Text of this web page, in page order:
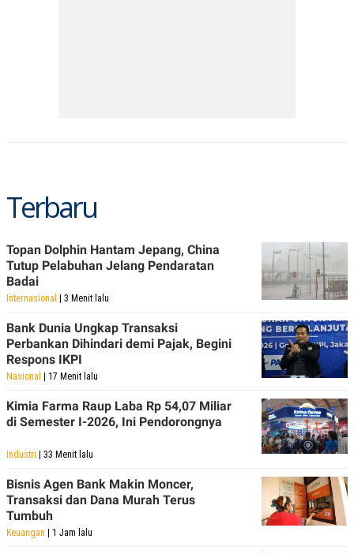
Terbaru
Topan Dolphin Hantam Jepang, China
Tutup Pelabuhan Jelang Pendaratan
Badai
Internasional | 3 Menit lalu
Bank Dunia Ungkap Transaksi
Perbankan Dihindari demi Pajak, Begini
Respons IKPI
Nasional | 17 Menit lalu
Kimia Farma Raup Laba Rp 54,07 Miliar
di Semester I-2026, Ini Pendorongnya
Industri | 33 Menit lalu
Bisnis Agen Bank Makin Moncer,
Transaksi dan Dana Murah Terus
Tumbuh
Keuangan | 1 Jam lalu